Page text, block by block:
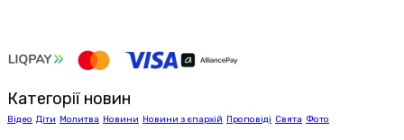
Категорії новин
Відео Діти Молитва Новини Новини з єпархій Проповіді Свята Фото